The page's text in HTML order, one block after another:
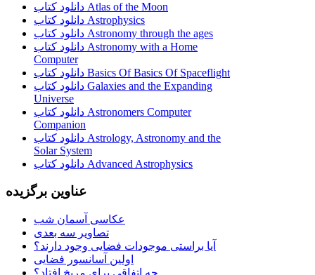
دانلود کتاب Atlas of the Moon
دانلود کتاب Astrophysics
دانلود کتاب Astronomy through the ages
دانلود کتاب Astronomy with a Home
Computer
دانلود کتاب Basics Of Basics Of Spaceflight
دانلود کتاب Galaxies and the Expanding
Universe
دانلود کتاب Astronomers Computer
Companion
دانلود کتاب Astrology, Astronomy and the
Solar System
دانلود کتاب Advanced Astrophysics
عناوین برگزیده
عکاسی آسمان شب
تصاویر سه بعدی
آیا براستی موجودات فضایی وجود دارند؟
اولین آسانسور فضایی
چه اتفاقی برای مریخ افتاد؟